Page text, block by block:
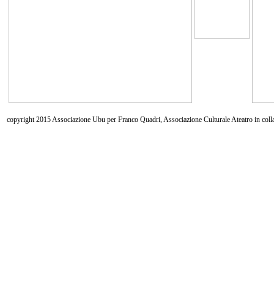
copyright 2015 Associazione Ubu per Franco Quadri, Associazione Culturale Ateatro in